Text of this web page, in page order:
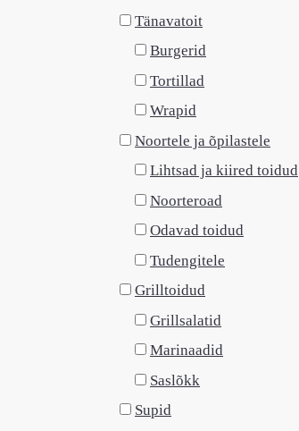
Tänavatoit
Burgerid
Tortillad
Wrapid
Noortele ja õpilastele
Lihtsad ja kiired toidud
Noorteroad
Odavad toidud
Tudengitele
Grilltoidud
Grillsalatid
Marinaadid
Saslõkk
Supid